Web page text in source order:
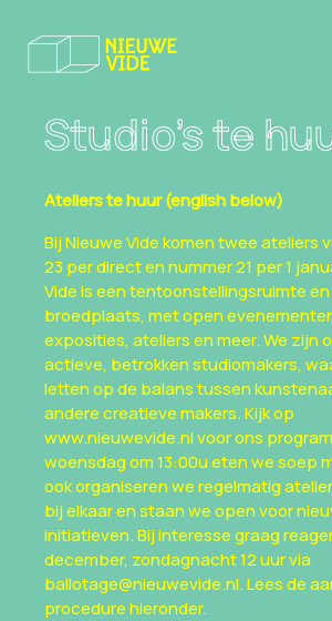
Studio’s te
Ateliers te huur (english below)
Bij Nieuwe Vide komen twee ateliers
23 per direct en nummer 21 per 1
Vide is een tentoonstellingsruimte en
broedplaats, met open
exposities, ateliers en meer. We zijn
actieve, betrokken studiomakers,
letten op de balans tussen
andere creatieve makers. Kijk op
www.nieuwevide.nlvoor ons
woensdag om 13:00u eten we soep
ook organiseren we regelmatig
bij elkaar en staan we open voor
initiatieven. Bij interesse graag
december, zondagnacht 12 uur via
ballotage@nieuwevide.nl. Lees de
procedure hieronder.